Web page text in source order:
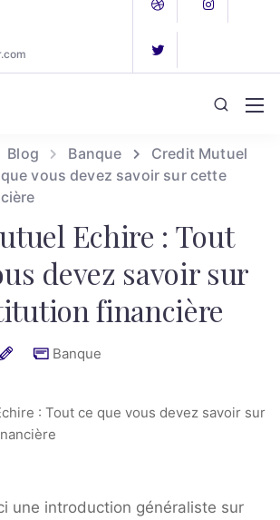
Blog Banque
Credit Mutuel
vous devez savoir sur cette
Echire : Tout
devez savoir sur
financière
Banque
une introduction généraliste sur